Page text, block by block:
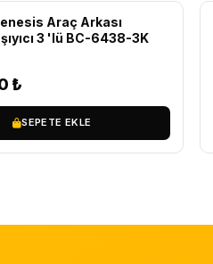
Araç Arkası
3 'lü BC-6438-3K
₺
SEPETE EKLE